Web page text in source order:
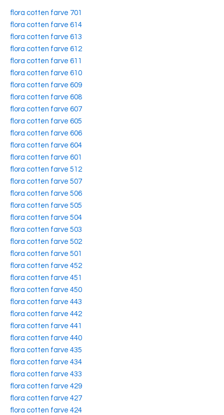
flora cotten farve 701
flora cotten farve 614
flora cotten farve 613
flora cotten farve 612
flora cotten farve 611
flora cotten farve 610
flora cotten farve 609
flora cotten farve 608
flora cotten farve 607
flora cotten farve 605
flora cotten farve 606
flora cotten farve 604
flora cotten farve 601
flora cotten farve 512
flora cotten farve 507
flora cotten farve 506
flora cotten farve 505
flora cotten farve 504
flora cotten farve 503
flora cotten farve 502
flora cotten farve 501
flora cotten farve 452
flora cotten farve 451
flora cotten farve 450
flora cotten farve 443
flora cotten farve 442
flora cotten farve 441
flora cotten farve 440
flora cotten farve 435
flora cotten farve 434
flora cotten farve 433
flora cotten farve 429
flora cotten farve 427
flora cotten farve 424